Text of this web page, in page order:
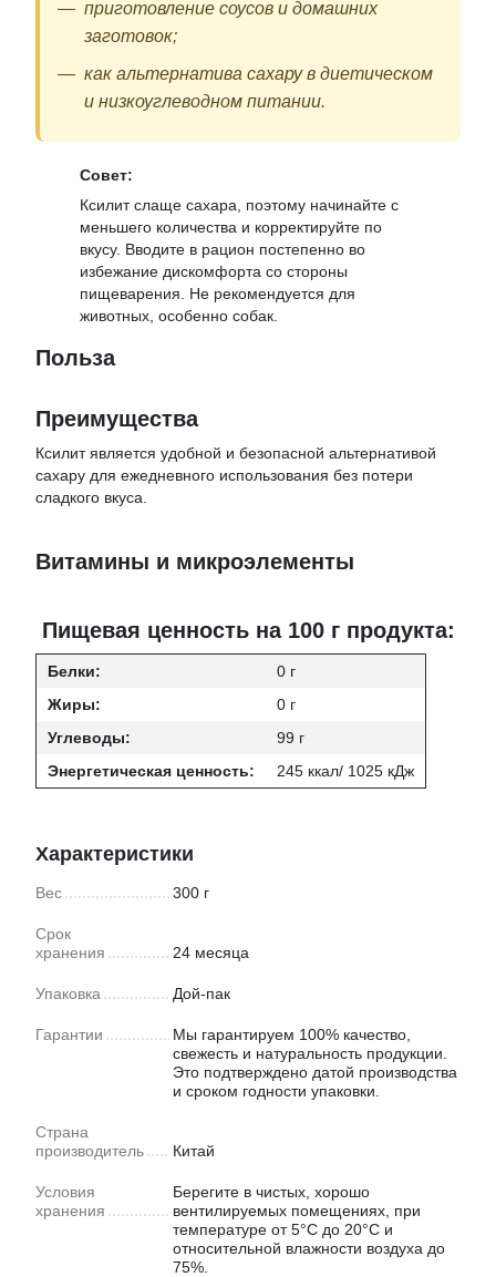
приготовление соусов и домашних
заготовок;
как альтернатива сахару в диетическом
и низкоуглеводном питании.
Совет:
Ксилит слаще сахара, поэтому начинайте с
меньшего количества и корректируйте по
вкусу. Вводите в рацион постепенно во
избежание дискомфорта со стороны
пищеварения. Не рекомендуется для
животных, особенно собак.
Польза
Преимущества
Ксилит является удобной и безопасной альтернативой
сахару для ежедневного использования без потери
сладкого вкуса.
Витамины и микроэлементы
Пищевая ценность на 100 г продукта:
Белки:
0 г
Жиры:
0 г
Углеводы:
99 г
Энергетическая ценность:
245 ккал/ 1025 кДж
Характеристики
Вес 300 г
Срок
хранения
24 месяца
Упаковка Дой-пак
Гарантии
Мы гарантируем 100% качество,
свежесть и натуральность продукции.
Это подтверждено датой производства
и сроком годности упаковки.
Страна
производитель
Китай
Условия
хранения
Берегите в чистых, хорошо
вентилируемых помещениях, при
температуре от 5°C до 20°C и
относительной влажности воздуха до
75%.